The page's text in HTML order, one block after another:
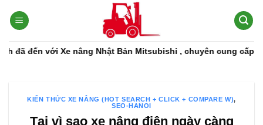
qua
dungvới Xe nâng Nhật Bản Mitsubishi , chuyên cung cấp các
KIẾN THỨC XE NÂNG (HOT SEARCH + CLICK + COMPARE W),
SEO-HANOI
Tại vì sao xe nâng điện ngày càng